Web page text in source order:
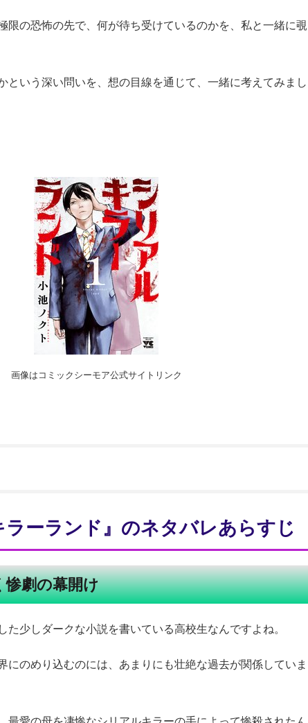
限の恐怖の先で、何が待ち受けているのかを、私と一緒に覗
という深い問いを、想の目線を通じて、一緒に考えてみまし
画像はコミックシーモア公式サイトリンク
ラーランド』のネタバレあらすじ
惨劇の幕開け
た少しダークな小説を書いている高校生なんですよね。
にのめり込むのには、あまりにも壮絶な過去が関係していま